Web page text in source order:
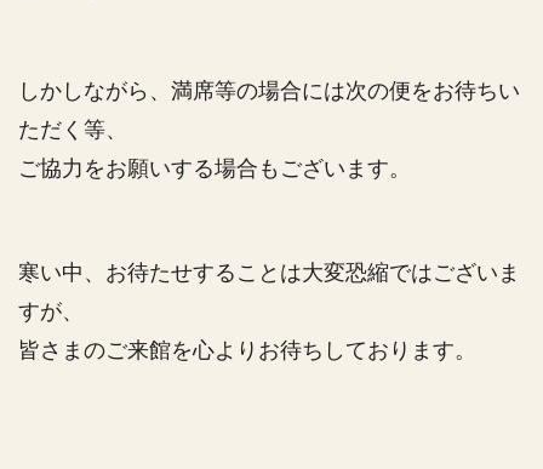
しかしながら、満席等の場合には次の便をお待ちい
ただく等、
ご協力をお願いする場合もございます。
寒い中、お待たせすることは大変恐縮ではございま
すが、
皆さまのご来館を心よりお待ちしております。